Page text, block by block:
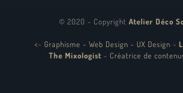
© 2020 - Copyright Atelier Déco
<- Graphisme - Web Design - UX Design -
The Mixologist - Créatrice de